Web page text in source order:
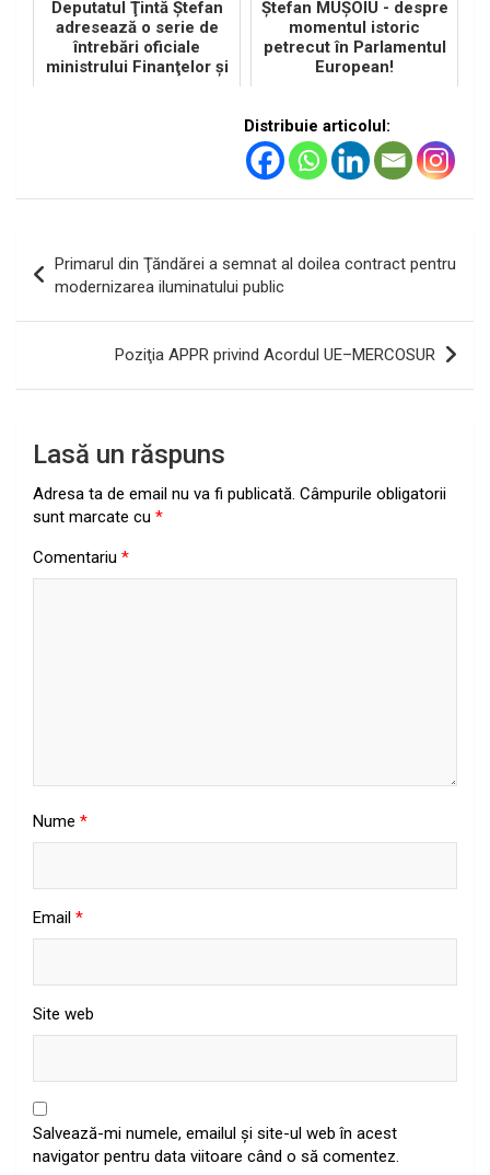
Deputatul Ţintă Ştefan
adresează o serie de
întrebări oficiale
ministrului Finanţelor şi
Ştefan MUŞOIU - despre
momentul istoric
petrecut în Parlamentul
European!
Distribuie articolul:
în
articole
Primarul din Ţăndărei a semnat al doilea contract pentru
modernizarea iluminatului public
Poziţia APPR privind Acordul UE–MERCOSUR
Lasă un răspuns
Adresa ta de email nu va fi publicată. Câmpurile obligatorii
sunt marcate cu *
Comentariu *
Nume *
Email *
Site web
Salvează-mi numele, emailul și site-ul web în acest
navigator pentru data viitoare când o să comentez.